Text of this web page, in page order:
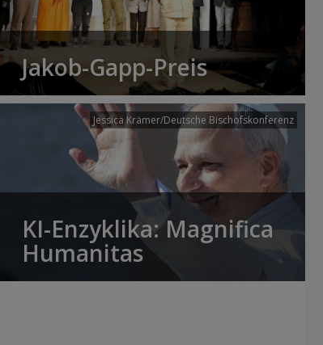
Jakob-Gapp-Preis
Jessica Krämer/Deutsche Bischofskonferenz
KI-Enzyklika: Magnifica
Humanitas